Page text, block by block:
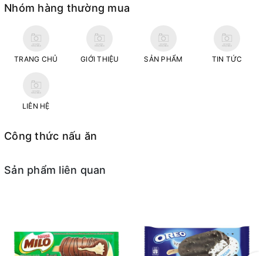
Nhóm hàng thường mua
TRANG CHỦ GIỚI THIỆU SẢN PHẨM TIN TỨC
LIÊN HỆ
Công thức nấu ăn
Sản phẩm liên quan